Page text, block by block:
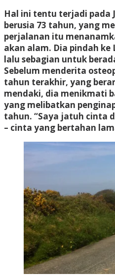
Hal ini tentu terjadi pada
berusia 73 tahun, yang
perjalanan itu
akan alam. Dia pindah ke
lalu sebagian untuk
Sebelum menderita
tahun terakhir, yang
mendaki, dia menikmati
yang melibatkan
tahun. “Saya jatuh cinta
– cinta yang bertahan